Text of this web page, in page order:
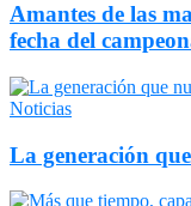
Amantes de las
fecha del
Noticias
La generación